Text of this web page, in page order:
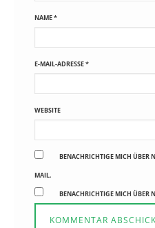
NAME*
E-MAIL-ADRESSE*
WEBSITE
BENACHRICHTIGE MICH ÜBER
MAIL.
BENACHRICHTIGE MICH ÜBER